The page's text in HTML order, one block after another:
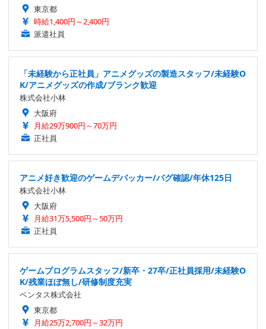
東京都
時給1,400円～2,400円
派遣社員
「未経験から正社員」アニメグッズの製造スタッフ/未経験O
K/アニメグッズの作成/ブランク歓迎
株式会社小林
大阪府
月給29万900円～70万円
正社員
アニメ好き歓迎のゲームデバッカー/バグ確認/年休125日
株式会社小林
大阪府
月給31万5,500円～50万円
正社員
ゲームプログラムスタッフ/新卒・27卒/正社員採用/未経験O
K/残業ほぼ無し/研修制度充実
ベンタス株式会社
東京都
月給25万2,700円～32万円